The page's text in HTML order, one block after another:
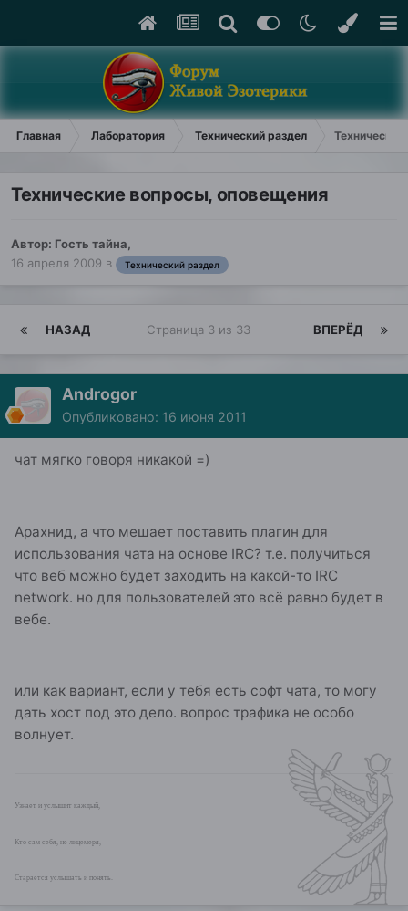
Главная Лаборатория Технический раздел
Технические вопросы, оповещения
Автор: Гость тайна,
16 апреля 2009 в Технический раздел
НАЗАД ВПЕРЁД
Страница 3 из 33
Androgor
Опубликовано: 16 июня 2011
чат мягко говоря никакой =)
Арахнид, а что мешает поставить плагин для
использования чата на основе IRC? т.е. получиться
что веб можно будет заходить на какой-то IRC
network. но для пользователей это всё равно будет в
вебе.
или как вариант, если у тебя есть софт чата, то могу
дать хост под это дело. вопрос трафика не особо
волнует.
Узнает и услышит каждый,
Кто сам себя, не лицемеря,
Старается услышать и понять.